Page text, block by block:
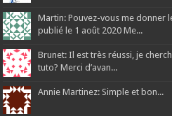
Martin: Pouvez-vous me donner
publié le 1 août 2020 Me...
Brunet: Il est très réussi, je
tuto? Merci d’avan...
Annie Martinez: Simple et bon...